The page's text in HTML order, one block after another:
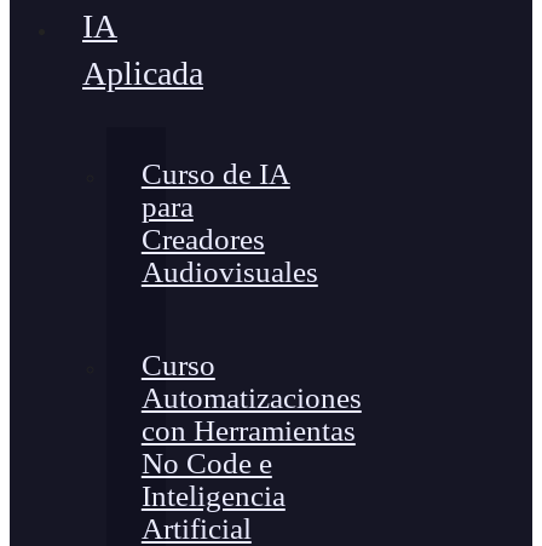
IA
Aplicada
Curso de IA
para
Creadores
Audiovisuales
Curso
Automatizaciones
con Herramientas
No Code e
Inteligencia
Artificial